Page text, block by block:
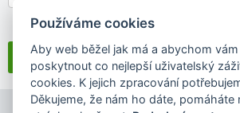
Souhlasím sezpracováním osobních údajů
Používáme cookies
Aby web běžel jak má a abychom
poskytnout co nejlepší uživatelský
cookies. K jejich zpracování
Děkujeme, že nám ho dáte, pomáháte